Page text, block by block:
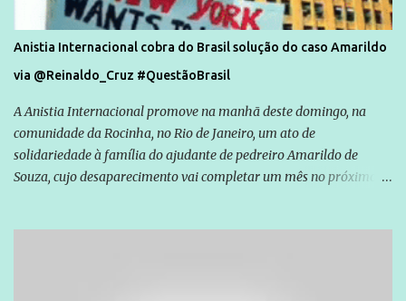
Anistia Internacional cobra do Brasil solução do caso Amarildo
via @Reinaldo_Cruz #QuestãoBrasil
A Anistia Internacional promove na manhã deste domingo, na
comunidade da Rocinha, no Rio de Janeiro, um ato de
solidariedade à família do ajudante de pedreiro Amarildo de
Souza, cujo desaparecimento vai completar um mês no próximo